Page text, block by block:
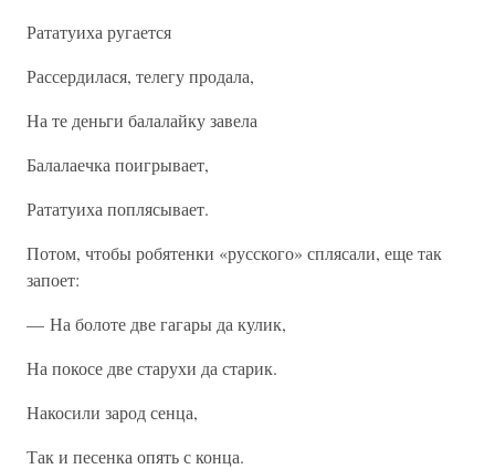
Рататуиха ругается
Рассердилася, телегу продала,
На те деньги балалайку завела
Балалаечка поигрывает,
Рататуиха поплясывает.
Потом, чтобы робятенки «русского» сплясали, еще так
запоет:
— На болоте две гагары да кулик,
На покосе две старухи да старик.
Накосили зарод сенца,
Так и песенка опять с конца.